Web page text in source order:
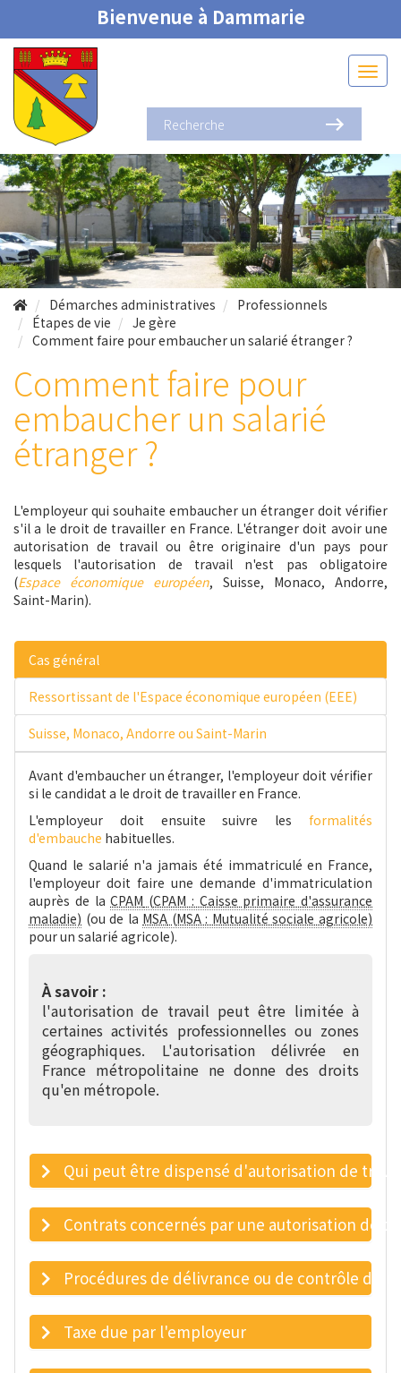
Bienvenue à Dammarie
Démarches administratives
Professionnels
Étapes de vie
Je gère
Comment faire pour embaucher un salarié étranger ?
Comment faire pour
embaucher un salarié
étranger ?
L'employeur qui souhaite embaucher un étranger doit vérifier
s'il a le droit de travailler en France. L'étranger doit avoir une
autorisation de travail ou être originaire d'un pays pour
lesquels l'autorisation de travail n'est pas obligatoire
(Espace économique européen, Suisse, Monaco, Andorre,
Saint-Marin).
Cas général
Ressortissant de l'Espace économique européen (EEE)
Suisse, Monaco, Andorre ou Saint-Marin
Avant d'embaucher un étranger, l'employeur doit vérifier
si le candidat a le droit de travailler en France.
L'employeur doit ensuite suivre les formalités
d'embauche habituelles.
Quand le salarié n'a jamais été immatriculé en France,
l'employeur doit faire une demande d'immatriculation
auprès de laCPAM
(ou de la MSA
pour un salarié agricole).
À savoir :
l'autorisation de travail peut être limitée à
certaines activités professionnelles ou zones
géographiques. L'autorisation délivrée en
France métropolitaine ne donne des droits
qu'en métropole.
Qui peut être dispensé d'autorisation de
Contrats concernés par une autorisation de
Procédures de délivrance ou de contrôle
Taxe due par l'employeur